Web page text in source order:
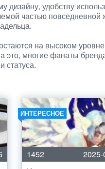
дизайну, удобству
частью повседневной
на высоком
это, многие фанаты
статуса.
ИНТЕРЕСНОЕ
1452